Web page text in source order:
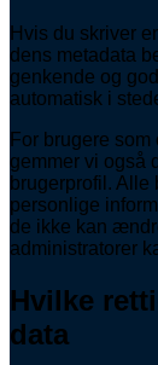
Hvis du skriver
dens metadata
genkende og
automatisk i
For brugere
gemmer vi også
brugerprofil. Alle
personlige
de ikke kan
administratorer
Hvilke
data